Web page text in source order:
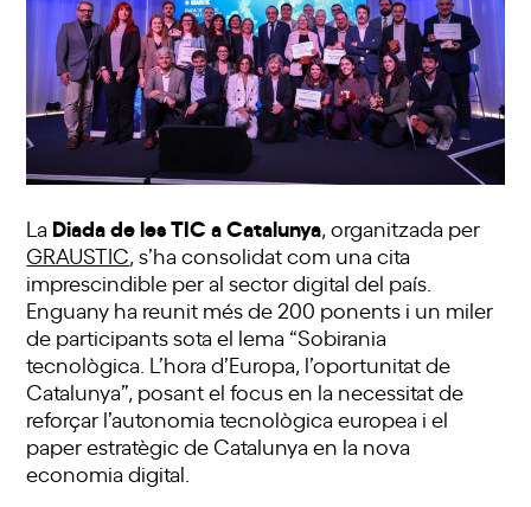
La Diada de les TIC a Catalunya , organitzada per
GRAUSTIC , s’ha consolidat com una cita
imprescindible per al sector digital del país.
Enguany ha reunit més de 200 ponents i un miler
de participants sota el lema “Sobirania
tecnològica. L’hora d’Europa, l’oportunitat de
Catalunya”, posant el focus en la necessitat de
reforçar l’autonomia tecnològica europea i el
paper estratègic de Catalunya en la nova
economia digital.